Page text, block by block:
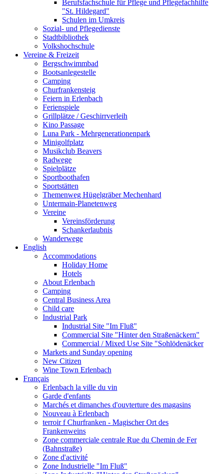
Berufsfachschule für Pflege und Pflegefachhilfe
"St. Hildegard"
Schulen im Umkreis
Sozial- und Pflegedienste
Stadtbibliothek
Volkshochschule
Vereine & Freizeit
Bergschwimmbad
Bootsanlegestelle
Camping
Churfrankensteig
Feiern in Erlenbach
Ferienspiele
Grillplätze / Geschirrverleih
Kino Passage
Luna Park - Mehrgenerationenpark
Minigolfplatz
Musikclub Beavers
Radwege
Spielplätze
Sportboothafen
Sportstätten
Themenweg Hügelgräber Mechenhard
Untermain-Planetenweg
Vereine
Vereinsförderung
Schankerlaubnis
Wanderwege
English
Accommodations
Holiday Home
Hotels
About Erlenbach
Camping
Central Business Area
Child care
Industrial Park
Industrial Site "Im Fluß"
Commercial Site "Hinter den Straßenäckern"
Commercial / Mixed Use Site "Sohlödenäcker
Markets and Sunday opening
New Citizen
Wine Town Erlenbach
Français
Erlenbach la ville du vin
Garde d'enfants
Marchés et dimanches d'ouvterture des magasins
Nouveau à Erlenbach
terroir f Churfranken - Magischer Ort des
Frankenweins
Zone commerciale centrale Rue du Chemin de Fer
(Bahnstraße)
Zone d'activité
Zone Industrielle "Im Fluß"